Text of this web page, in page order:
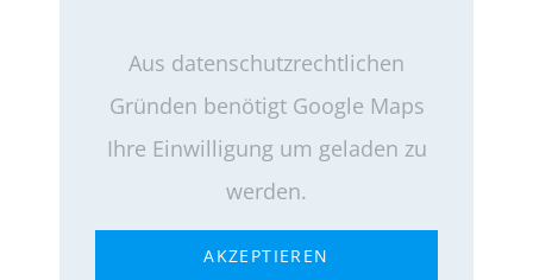
Aus datenschutzrechtlichen
Gründen benötigt Google Maps
Ihre Einwilligung um geladen zu
werden.
AKZEPTIEREN